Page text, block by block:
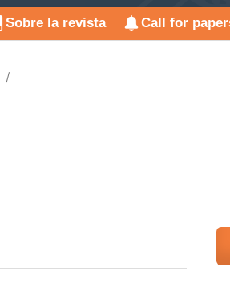
Sobre la revista Call for
/